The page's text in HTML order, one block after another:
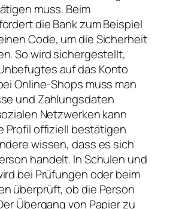
muss. Beim
die Bank zum Beispiel
Code, um die Sicherheit
So wird sichergestellt,
auf das Konto
Online-Shops muss man
und Zahlungsdaten
Netzwerken kann
Profil offiziell bestätigen
wissen, dass es sich
handelt. In Schulen und
bei Prüfungen oder beim
überprüft, ob die Person
Übergang von Papier zu